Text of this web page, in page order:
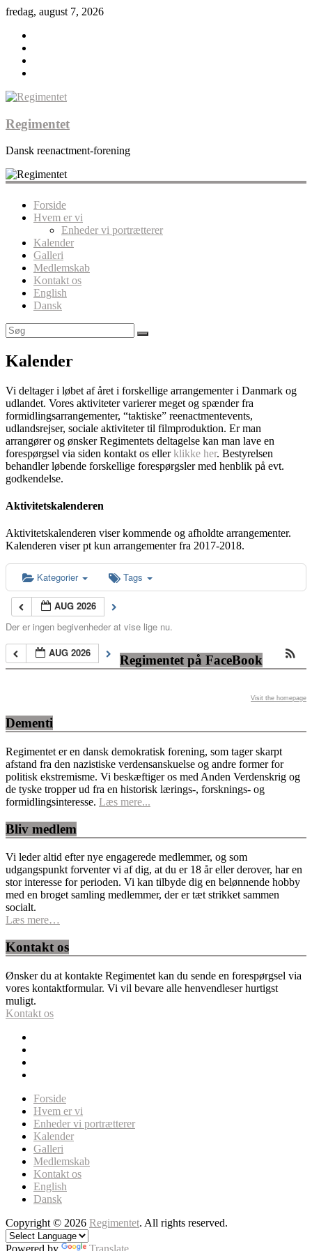
fredag, august 7, 2026
Regimentet
Dansk reenactment-forening
Forside
Hvem er vi
Enheder vi portrætterer
Kalender
Galleri
Medlemskab
Kontakt os
English
Dansk
Kalender
Vi deltager i løbet af året i forskellige arrangementer i Danmark og
udlandet. Vores aktiviteter varierer meget og spænder fra
formidlingsarrangementer, “taktiske” reenactmentevents,
udlandsrejser, sociale aktiviteter til filmproduktion. Er man
arrangører og ønsker Regimentets deltagelse kan man lave en
forespørgsel via siden kontakt os ellerklikke her. Bestyrelsen
behandler løbende forskellige forespørgsler med henblik på evt.
godkendelse.
Aktivitetskalenderen
Aktivitetskalenderen viser kommende og afholdte arrangementer.
Kalenderen viser pt kun arrangementer fra 2017-2018.
Kategorier Tags
AUG 2026
Der er ingen begivenheder at vise lige nu.
AUG 2026
Regimentet på FaceBook
Visit the homepage
Dementi
Regimentet er en dansk demokratisk forening, som tager skarpt
afstand fra den nazistiske verdensanskuelse og andre former for
politisk ekstremisme. Vi beskæftiger os med Anden Verdenskrig og
de tyske tropper ud fra en historisk lærings-, forsknings- og
formidlingsinteresse. Læs mere...
Bliv medlem
Vi leder altid efter nye engagerede medlemmer, og som
udgangspunkt forventer vi af dig, at du er 18 år eller derover, har en
stor interesse for perioden. Vi kan tilbyde dig en belønnende hobby
med en broget samling medlemmer, der er tæt strikket sammen
socialt.
Læs mere…
Kontakt os
Ønsker du at kontakte Regimentet kan du sende en forespørgsel via
vores kontaktformular. Vi vil bevare alle henvendleser hurtigst
muligt.
Kontakt os
Forside
Hvem er vi
Enheder vi portrætterer
Kalender
Galleri
Medlemskab
Kontakt os
English
Dansk
Copyright © 2026 Regimentet. All rights reserved.
Powered by Translate